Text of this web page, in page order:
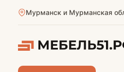
Мурманск и Мурманская